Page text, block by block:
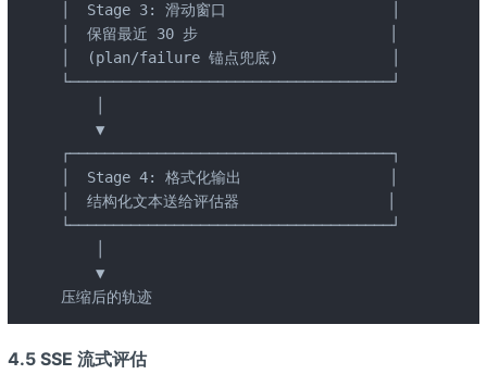
│  Stage 3: 滑动窗口                   │
│  保留最近 30 步                      │
│  (plan/failure 锚点兜底)             │
└─────────────────────────────────────┘
    ▼
┌─────────────────────────────────────┐
│  Stage 4: 格式化输出                 │
│  结构化文本送给评估器                 │
└─────────────────────────────────────┘
    ▼
压缩后的轨迹
4.5 SSE 流式评估